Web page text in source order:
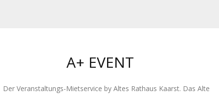
A+ EVENT
Der Veranstaltungs-Mietservice by Altes Rathaus Kaarst. Das Alte